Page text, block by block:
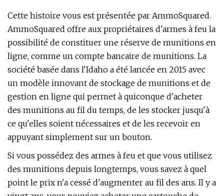
Cette histoire vous est présentée par AmmoSquared.
AmmoSquared offre aux propriétaires d'armes à feu la
possibilité de constituer une réserve de munitions en
ligne, comme un compte bancaire de munitions. La
société basée dans l'Idaho a été lancée en 2015 avec
un modèle innovant de stockage de munitions et de
gestion en ligne qui permet à quiconque d'acheter
des munitions au fil du temps, de les stocker jusqu'à
ce qu'elles soient nécessaires et de les recevoir en
appuyant simplement sur un bouton.
Si vous possédez des armes à feu et que vous utilisez
des munitions depuis longtemps, vous savez à quel
point le prix n'a cessé d'augmenter au fil des ans. Il y a